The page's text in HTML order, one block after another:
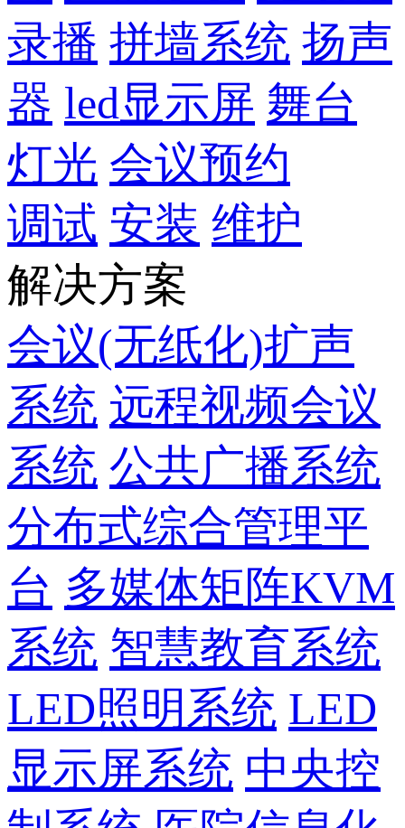
录播 拼墙系统 扬声
器 led显示屏 舞台
灯光 会议预约
调试 安装 维护
解决方案
会议(无纸化)扩声
系统 远程视频会议
系统 公共广播系统
分布式综合管理平
台 多媒体矩阵KVM
系统 智慧教育系统
LED照明系统 LED
显示屏系统 中央控